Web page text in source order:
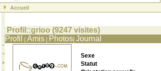
Accueil
Profil::grioo (9247 visites)
Profil
Amis Photos Journal
Sexe
Statut